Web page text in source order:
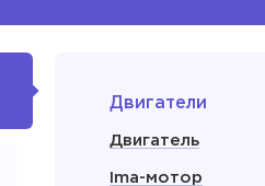
Двигатели
Двигатель
Ima-мотор